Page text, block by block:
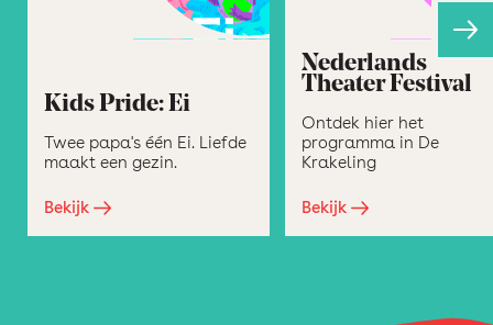
Kids Pride: Ei
Twee papa's één Ei. Liefde
maakt een gezin.
Bekijk
Nederlands
Theater Festival
Ontdek hier het
programma in De
Krakeling
Bekijk